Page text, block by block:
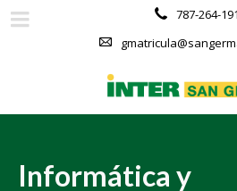
787-264-
Informática y